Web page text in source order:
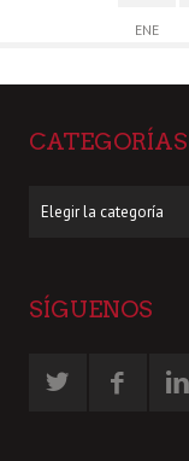
ENE
CATEGORÍAS
SÍGUENOS